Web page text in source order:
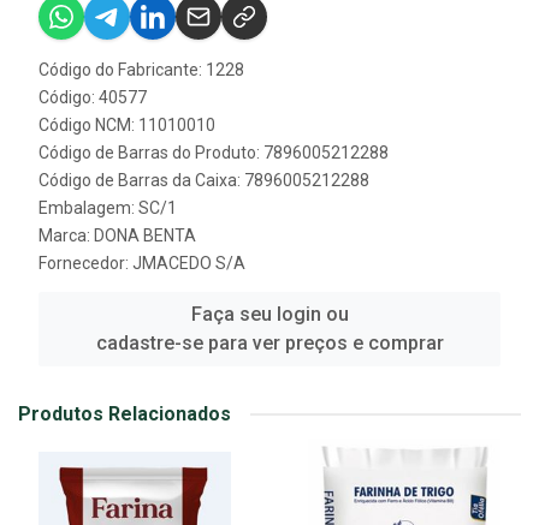
Código do Fabricante: 1228
Código: 40577
Código NCM: 11010010
Código de Barras do Produto: 7896005212288
Código de Barras da Caixa: 7896005212288
Embalagem: SC/1
Marca: DONA BENTA
Fornecedor: JMACEDO S/A
Faça seu login ou
cadastre-se para ver preços e comprar
Produtos Relacionados